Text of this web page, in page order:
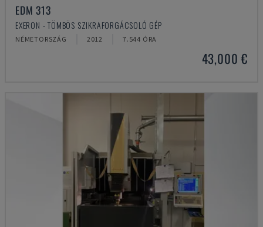
EDM 313
EXERON - TÖMBÖS SZIKRAFORGÁCSOLÓ GÉP
NÉMETORSZÁG 2012 7.544 ÓRA
43,000 €